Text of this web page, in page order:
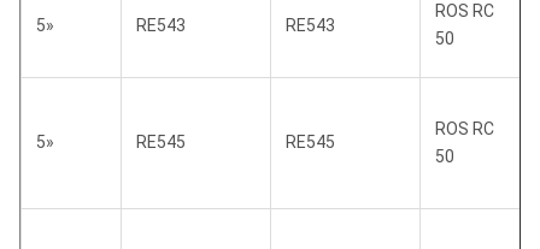
5» RE543 RE543
ROS RC
50
5» RE545 RE545
ROS RC
50